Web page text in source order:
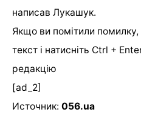
написав Лукашук.
Якщо ви помітили помилку,
текст і натисніть Ctrl +
редакцію
[ad_2]
Источник: 056.ua